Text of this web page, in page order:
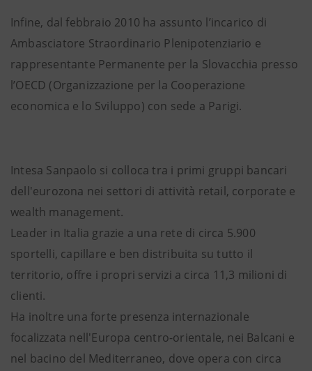
Infine, dal febbraio 2010 ha assunto l’incarico di
Ambasciatore Straordinario Plenipotenziario e
rappresentante Permanente per la Slovacchia presso
l’OECD (Organizzazione per la Cooperazione
economica e lo Sviluppo) con sede a Parigi.
Intesa Sanpaolo si colloca tra i primi gruppi bancari
dell'eurozona nei settori di attività retail, corporate e
wealth management.
Leader in Italia grazie a una rete di circa 5.900
sportelli, capillare e ben distribuita su tutto il
territorio, offre i propri servizi a circa 11,3 milioni di
clienti.
Ha inoltre una forte presenza internazionale
focalizzata nell'Europa centro-orientale, nei Balcani e
nel bacino del Mediterraneo, dove opera con circa